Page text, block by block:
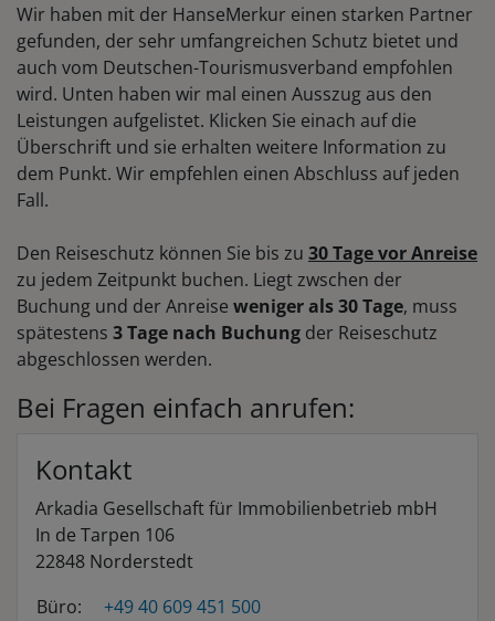
Wir haben mit der HanseMerkur einen starken Partner
gefunden, der sehr umfangreichen Schutz bietet und
auch vom Deutschen-Tourismusverband empfohlen
wird. Unten haben wir mal einen Ausszug aus den
Leistungen aufgelistet. Klicken Sie einach auf die
Überschrift und sie erhalten weitere Information zu
dem Punkt. Wir empfehlen einen Abschluss auf jeden
Fall.
Den Reiseschutz können Sie bis zu 30 Tage vor Anreise
zu jedem Zeitpunkt buchen. Liegt zwschen der
Buchung und der Anreise weniger als 30 Tage, muss
spätestens 3 Tage nach Buchung der Reiseschutz
abgeschlossen werden.
Bei Fragen einfach anrufen:
Kontakt
Arkadia Gesellschaft für Immobilienbetrieb mbH
In de Tarpen 106
22848 Norderstedt
Büro:
+49 40 609 451 500